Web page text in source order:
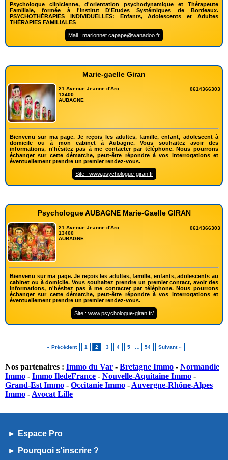
Psychologue clinicienne, d'orientation psychodynamique et Thérapeute
Familiale, formée à l'Institut D'Etudes Systémiques de Bordeaux.
PSYCHOTHÉRAPIES INDIVIDUELLES: Enfants, Adolescents et Adultes
THÉRAPIES FAMILIALES
Mail : marionnet.capape@wanadoo.fr
Marie-gaelle Giran
21 Avenue Jeanne d'Arc
13400
AUBAGNE
0614366303
Bienvenu sur ma page. Je reçois les adultes, famille, enfant, adolescent à
domicile ou à mon cabinet à Aubagne. Vous souhaitez avoir des
informations, n'hésitez pas à me contacter par téléphone. Nous pourrons
échanger sur cette démarche, peut-être répondre à vos interrogations et
éventuellement prendre un premier rendez-vous.
Site : www.psychologue-giran.fr
Psychologue AUBAGNE Marie-Gaelle GIRAN
21 Avenue Jeanne d'Arc
13400
AUBAGNE
0614366303
Bienvenu sur ma page. Je reçois les adultes, famille, enfants, adolescents au
cabinet ou à domicile. Vous souhaitez prendre un premier contact, avoir des
informations, n'hésitez pas à me contacter par téléphone. Nous pourrons
échanger sur cette démarche, peut-être répondre à vos interrogations et
éventuellement prendre un premier rendez-vous.
Site : www.psychologue-giran.fr/
« Précédent 1 2 3 4 5 54 Suivant »
Nos partenaires : Immo du Var - Bretagne Immo - Normandie
Immo - Immo IledeFrance - Nouvelle-Aquitaine Immo -
Grand-Est Immo - Occitanie Immo - Auvergne-Rhône-Alpes
Immo - Avocat Lille
► Espace Pro
► Pourquoi s'inscrire ?